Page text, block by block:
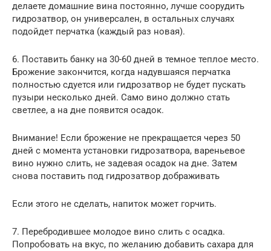
делаете домашние вина постоянно, лучше соорудить
гидрозатвор, он универсален, в остальных случаях
подойдет перчатка (каждый раз новая).
6. Поставить банку на 30-60 дней в темное теплое место.
Брожение закончится, когда надувшаяся перчатка
полностью сдуется или гидрозатвор не будет пускать
пузыри несколько дней. Само вино должно стать
светлее, а на дне появится осадок.
Внимание! Если брожение не прекращается через 50
дней с момента установки гидрозатвора, вареньевое
вино нужно слить, не задевая осадок на дне. Затем
снова поставить под гидрозатвор дображивать
Если этого не сделать, напиток может горчить.
7. Перебродившее молодое вино слить с осадка.
Попробовать на вкус, по желанию добавить сахара для